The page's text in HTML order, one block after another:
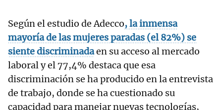
Según el estudio de Adecco, la inmensa
mayoría de las mujeres paradas (el 82%) se
siente discriminadaen su acceso al mercado
laboral y el 77,4% destaca que esa
discriminación se ha producido en la entrevista
de trabajo, donde se ha cuestionado su
capacidad para manejar nuevas tecnologías,